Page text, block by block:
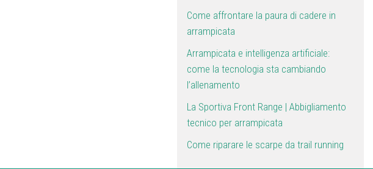
Come affrontare la paura di cadere in
arrampicata
Arrampicata e intelligenza artificiale:
come la tecnologia sta cambiando
l’allenamento
La Sportiva Front Range | Abbigliamento
tecnico per arrampicata
Come riparare le scarpe da trail running